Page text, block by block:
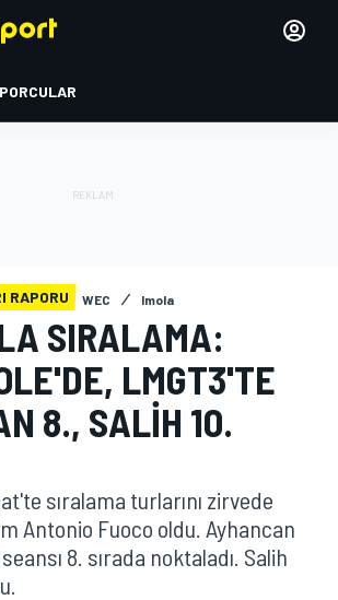
RAPORU WEC Imola
SIRALAMA:
LMGT3'TE
8., SALIH 10.
sıralama turlarını zirvede
Antonio Fuoco oldu. Ayhancan
8. sırada noktaladı. Salih